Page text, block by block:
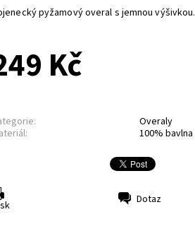
pyžamový overal s jemnou výšivkou.
Kč
Overaly
100% bavlna
Dotaz